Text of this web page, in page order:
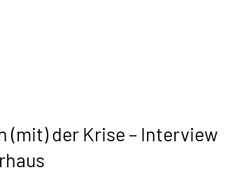
(mit) der Krise – Interview